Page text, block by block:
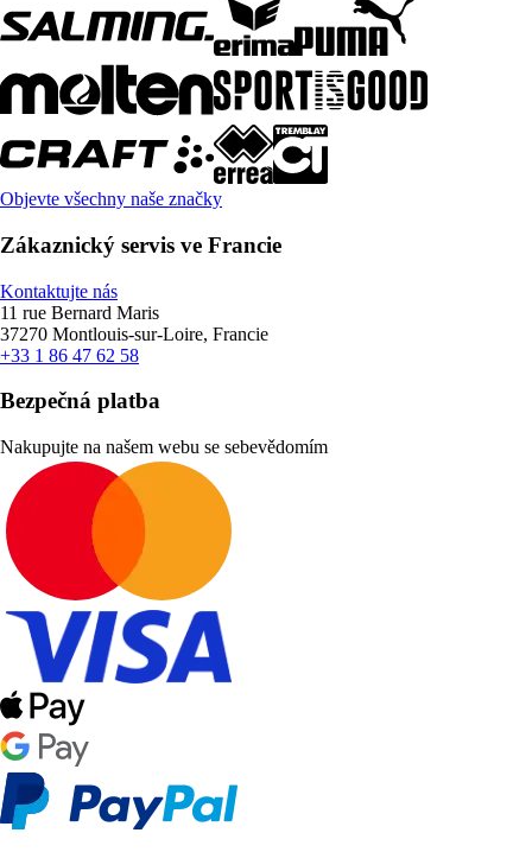
Objevte všechny naše značky
Zákaznický servis ve Francie
Kontaktujte nás
11 rue Bernard Maris
37270 Montlouis-sur-Loire, Francie
+33 1 86 47 62 58
Bezpečná platba
Nakupujte na našem webu se sebevědomím